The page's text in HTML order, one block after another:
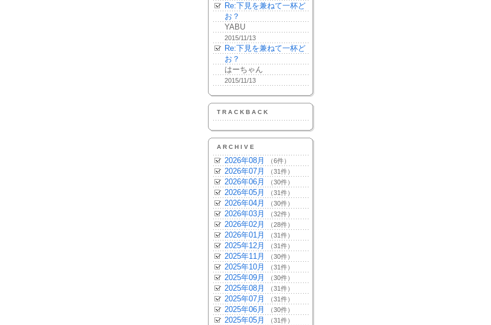
Re:下見を兼ねて一杯ど
お？
YABU
2015/11/13
Re:下見を兼ねて一杯ど
お？
はーちゃん
2015/11/13
TRACKBACK
ARCHIVE
2026年08月 （6件）
2026年07月 （31件）
2026年06月 （30件）
2026年05月 （31件）
2026年04月 （30件）
2026年03月 （32件）
2026年02月 （28件）
2026年01月 （31件）
2025年12月 （31件）
2025年11月 （30件）
2025年10月 （31件）
2025年09月 （30件）
2025年08月 （31件）
2025年07月 （31件）
2025年06月 （30件）
2025年05月 （31件）